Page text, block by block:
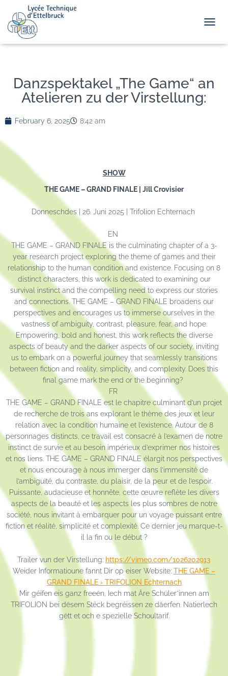
Danzspektakel „The Game“ an
Atelieren zu der Virstellung:
February 6, 2025 8:42 am
SHOW
THE GAME – GRAND FINALE
| Jill Crovisier
Donneschdes | 26. Juni 2025 | Trifolion Echternach
EN
THE GAME – GRAND FINALE is the culminating chapter of a 3-
year research project exploring the theme of games and their
relationship to the human condition and existence. Focusing on 8
distinct characters, this work is dedicated to examining our
survival instinct and the compelling need to express our stories
and connections. THE GAME – GRAND FINALE broadens our
perspectives and encourages us to immerse ourselves in the
vastness of ambiguity, contrast, pleasure, fear, and hope.
Empowering, bold and honest, this work reflects the diverse
aspects of beauty and the darker aspects of our society, inviting
us to embark on a powerful journey that seamlessly transitions
between fiction and reality, simplicity, and complexity. Does this
final game mark the end or the beginning?
FR
THE GAME – GRAND FINALE est le chapitre culminant d’un projet
de recherche de trois ans explorant le thème des jeux et leur
relation avec la condition humaine et l’existence. Autour de 8
personnages distincts, ce travail est consacré à l’examen de notre
instinct de survie et au besoin impérieux d’exprimer nos histoires
et nos liens. THE GAME – GRAND FINALE élargit nos perspectives
et nous encourage à nous immerger dans l’immensité de
l’ambiguïté, du contraste, du plaisir, de la peur et de l’espoir.
Puissante, audacieuse et honnête, cette œuvre reflète les divers
aspects de la beauté et les aspects les plus sombres de notre
société, nous invitant à embarquer pour un voyage puissant entre
fiction et réalité, simplicité et complexité. Ce dernier jeu marque-t-
il la fin ou le début ?
Trailer vun der Virstellung: https://vimeo.com/1026202913
Weider Informatioune fannt Dir op eiser Website: THE GAME –
GRAND FINALE › TRIFOLION Echternach
Mir géifen eis ganz freeën, Iech mat Äre Schüler*innen am
TRIFOLION bei dësem Stéck begréissen ze däerfen. Natierlech
gëtt et och e spezielle Schoultarif.